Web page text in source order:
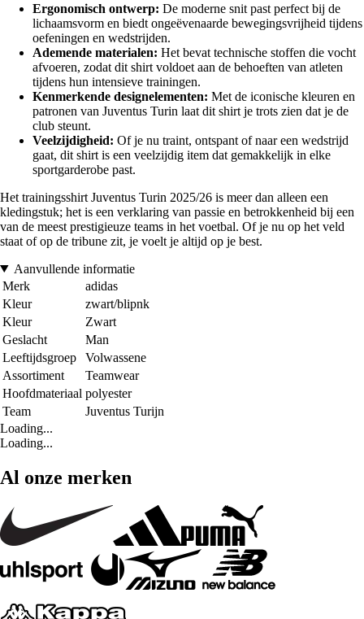
Ergonomisch ontwerp: De moderne snit past perfect bij de
lichaamsvorm en biedt ongeëvenaarde bewegingsvrijheid tijdens
oefeningen en wedstrijden.
Ademende materialen: Het bevat technische stoffen die vocht
afvoeren, zodat dit shirt voldoet aan de behoeften van atleten
tijdens hun intensieve trainingen.
Kenmerkende designelementen: Met de iconische kleuren en
patronen van Juventus Turin laat dit shirt je trots zien dat je de
club steunt.
Veelzijdigheid: Of je nu traint, ontspant of naar een wedstrijd
gaat, dit shirt is een veelzijdig item dat gemakkelijk in elke
sportgarderobe past.
Het trainingsshirt Juventus Turin 2025/26 is meer dan alleen een
kledingstuk; het is een verklaring van passie en betrokkenheid bij een
van de meest prestigieuze teams in het voetbal. Of je nu op het veld
staat of op de tribune zit, je voelt je altijd op je best.
Aanvullende informatie
Merk
adidas
Kleur
zwart/blipnk
Kleur
Zwart
Geslacht
Man
Leeftijdsgroep
Volwassene
Assortiment
Teamwear
Hoofdmateriaal polyester
Team
Juventus Turijn
Loading...
Loading...
Al onze merken